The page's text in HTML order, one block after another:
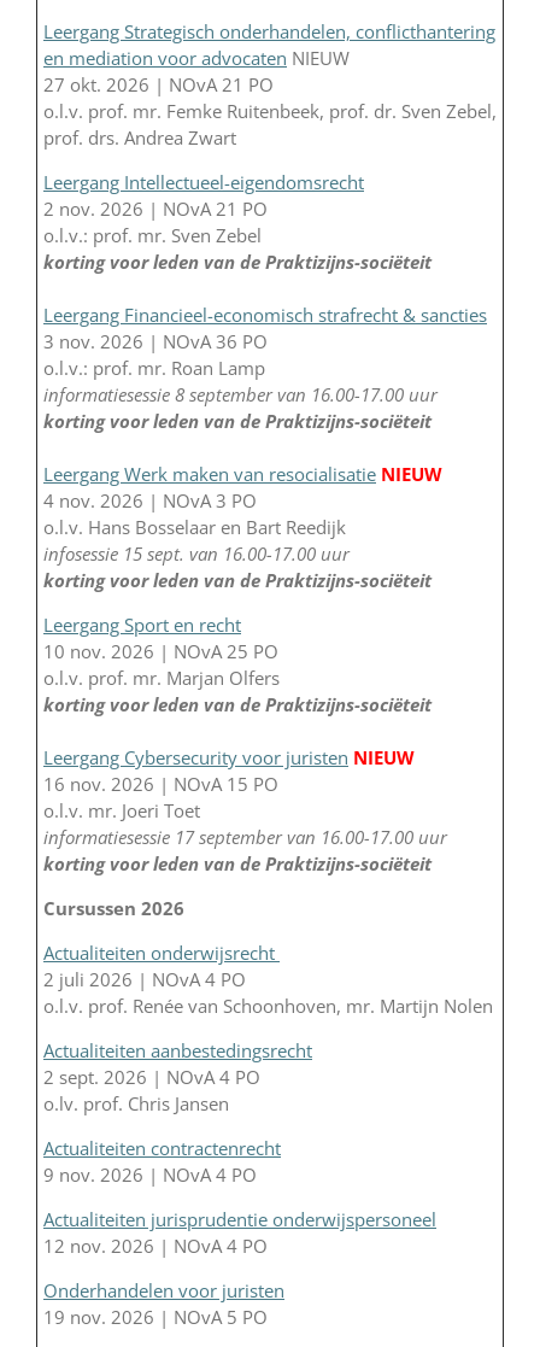
Leergang Strategisch onderhandelen, conflicthantering
en mediation voor advocaten NIEUW
27 okt. 2026 | NOvA 21 PO
o.l.v. prof. mr. Femke Ruitenbeek, prof. dr. Sven Zebel,
prof. drs. Andrea Zwart
Leergang Intellectueel-eigendomsrecht
2 nov. 2026 | NOvA 21 PO
o.l.v.: prof. mr. Sven Zebel
korting voor leden van de Praktizijns-sociëteit
Leergang Financieel-economisch strafrecht & sancties
3 nov. 2026 | NOvA 36 PO
o.l.v.: prof. mr. Roan Lamp
informatiesessie 8 september van 16.00-17.00 uur
korting voor leden van de Praktizijns-sociëteit
Leergang Werk maken van resocialisatie NIEUW
4 nov. 2026 | NOvA 3 PO
o.l.v. Hans Bosselaar en Bart Reedijk
infosessie 15 sept. van 16.00-17.00 uur
korting voor leden van de Praktizijns-sociëteit
Leergang Sport en recht
10 nov. 2026 | NOvA 25 PO
o.l.v. prof. mr. Marjan Olfers
korting voor leden van de Praktizijns-sociëteit
Leergang Cybersecurity voor juristen NIEUW
16 nov. 2026 | NOvA 15 PO
o.l.v. mr. Joeri Toet
informatiesessie 17 september van 16.00-17.00 uur
korting voor leden van de Praktizijns-sociëteit
Cursussen 2026
Actualiteiten onderwijsrecht
2 juli 2026 | NOvA 4 PO
o.l.v. prof. Renée van Schoonhoven, mr. Martijn Nolen
Actualiteiten aanbestedingsrecht
2 sept. 2026 | NOvA 4 PO
o.lv. prof. Chris Jansen
Actualiteiten contractenrecht
9 nov. 2026 | NOvA 4 PO
Actualiteiten jurisprudentie onderwijspersoneel
12 nov. 2026 | NOvA 4 PO
Onderhandelen voor juristen
19 nov. 2026 | NOvA 5 PO